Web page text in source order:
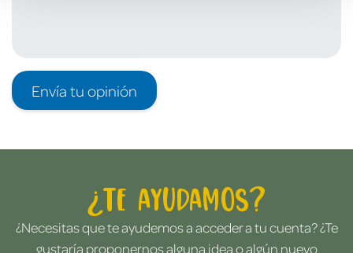
Envía tu opinión
¿Te ayudamos?
¿Necesitas que te ayudemos a acceder a tu cuenta? ¿Te
gustaría proponernos alguna idea o algún nuevo